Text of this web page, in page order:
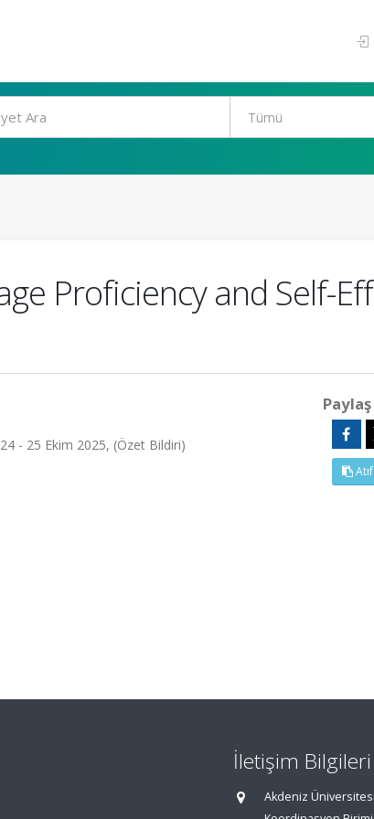
Proficiency and Self-
- 25 Ekim 2025, (Özet Bildiri)
Paylaş
İletişim Bilgileri
Akdeniz